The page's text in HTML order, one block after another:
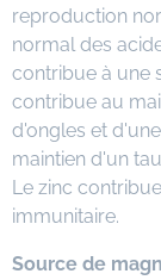
reproduction
normal des
contribue à une
contribue au
d'ongles et
maintien d'un
Le zinc
immunitaire.
Source de